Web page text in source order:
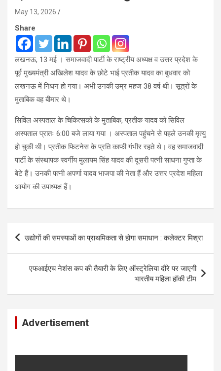
May 13, 2026
Share
लखनऊ, 13 मई । समाजवादी पार्टी के राष्ट्रीय अध्यक्ष व उत्तर प्रदेश के
पूर्व मुख्यमंत्री अखिलेश यादव के छोटे भाई प्रतीक यादव का बुधवार को
लखनऊ में निधन हो गया। अभी उनकी उम्र महज 38 वर्ष थी। सूत्रों के
मुताबिक वह बीमार थे।
सिविल अस्पताल के चिकित्सकों के मुताबिक, प्रतीक यादव को सिविल
अस्पताल प्रातः 6:00 बजे लाया गया । अस्पताल पहुंचने से पहले उनकी मृत्यु
हो चुकी थी। प्रतीक फिटनेस के प्रति काफी गंभीर रहते थे। वह समाजवादी
पार्टी के संस्थापक स्वर्गीय मुलायम सिंह यादव की दूसरी पत्नी साधना गुप्ता के
बेटे हैं। उनकी पत्नी अपर्णा यादव भाजपा की नेता हैं और उत्तर प्रदेश महिला
आयोग की उपाध्यक्ष हैं।
Post
उद्योगों की समस्याओं का प्राथमिकता से होगा समाधान : कलेक्टर मिश्रा
एफआईएच नेशंस कप की तैयारी के लिए ऑस्ट्रेलिया दौरे पर जाएगी
भारतीय महिला हॉकी टीम
Advertisement